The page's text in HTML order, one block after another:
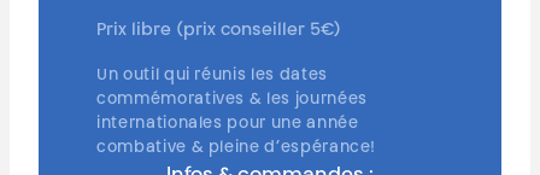
Prix libre (prix conseiller 5€)
Un outil qui réunis les dates
commémoratives & les journées
internationales pour une année
combative & pleine d’espérance!